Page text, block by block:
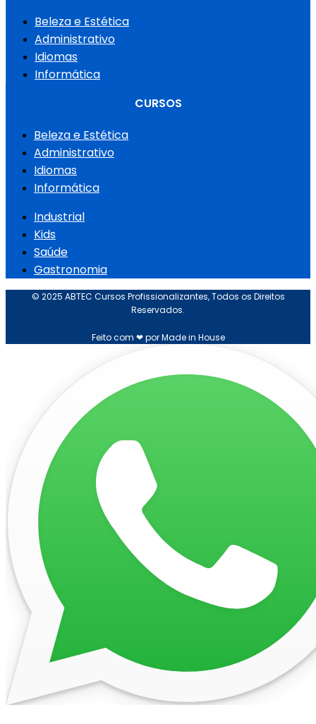
Beleza e Estética
Administrativo
Idiomas
Informática
CURSOS
Beleza e Estética
Administrativo
Idiomas
Informática
Industrial
Kids
Saúde
Gastronomia
© 2025 ABTEC Cursos Profissionalizantes, Todos os Direitos
Reservados.
Feito com ❤ por Made in House